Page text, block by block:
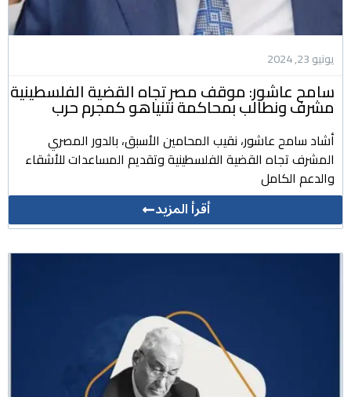
يونيو 23, 2024
سامح عاشور: موقف مصر تجاه القضية الفلسطينية
مشرف ونطالب بمحاكمة نتنياهو كمجرم حرب
أشاد سامح عاشور، نقيب المحامين الأسبق، بالدور المصري
المشرف تجاه القضية الفلسطينية وتقديم المساعدات للأشقاء
والدعم الكامل
أقرأ المزيد